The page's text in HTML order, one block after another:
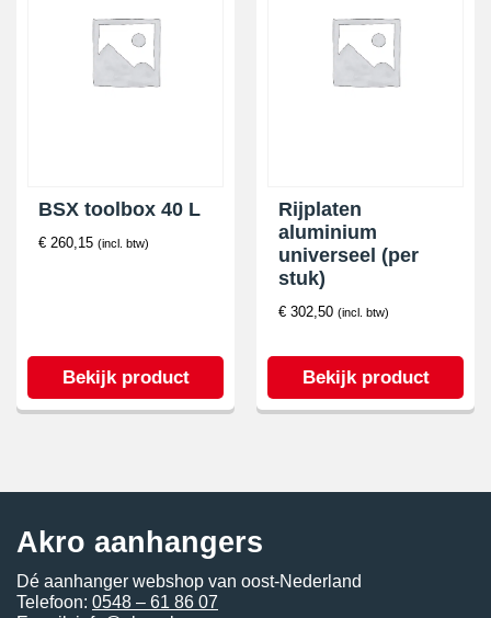
BSX toolbox 40 L
€ 260,15 (incl. btw)
Bekijk product
Rijplaten
aluminium
universeel (per
stuk)
€ 302,50 (incl. btw)
Bekijk product
Akro aanhangers
Dé aanhanger webshop van oost-Nederland
Telefoon: 0548 – 61 86 07